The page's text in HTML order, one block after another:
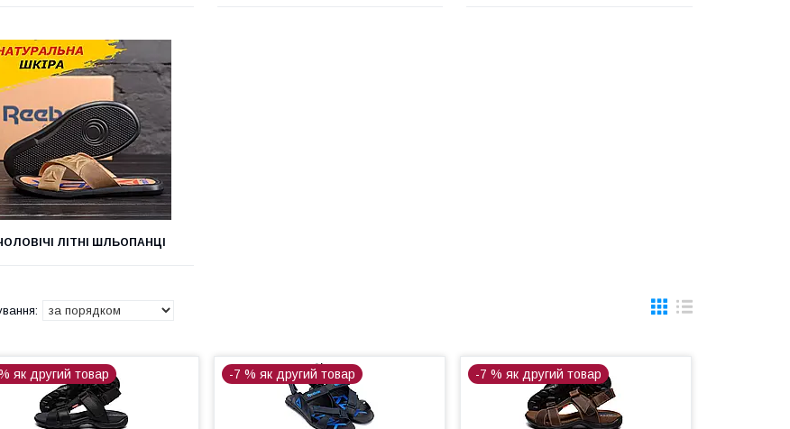
ЛІТНІ ШЛЬОПАНЦІ
як другий товар -7 % як другий товар -7 % як другий товар